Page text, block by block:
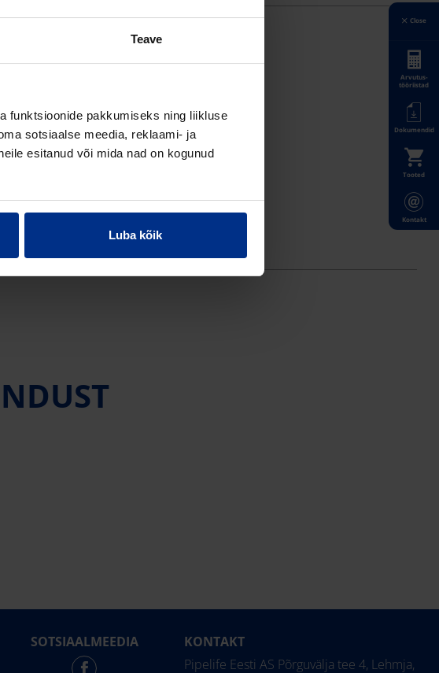
Teave
funktsioonide pakkumiseks ning liikluse
sotsiaalse meedia, reklaami- ja
esitanud või mida nad on kogunud
Luba kõik
Close
Arvutus-
tööriistad
Dokumendid
Tooted
Kontakt
SOTSIAALMEEDIA
KONTAKT
Pipelife Eesti AS Põrguvälja tee 4, Lehmja,